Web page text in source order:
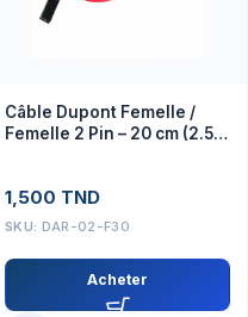
Câble Dupont Femelle /
Femelle 2 Pin – 20 cm (2.54
1,500 TND
SKU: DAR-02-F30
Acheter